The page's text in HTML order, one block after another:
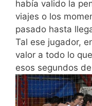
había valido la
viajes o los
pasado hasta
Tal ese jugador,
valor a todo lo
esos segundos